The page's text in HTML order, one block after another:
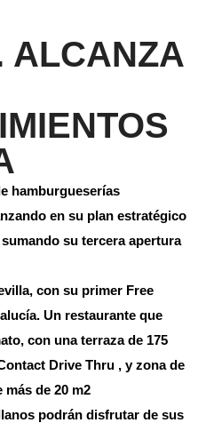
ALCANZA
hamburgueserías
en su plan estratégico
su tercera apertura
con su primer Free
Un restaurante que
con una terraza de 175
Drive Thru , y zona de
de 20 m2
podrán disfrutar de sus